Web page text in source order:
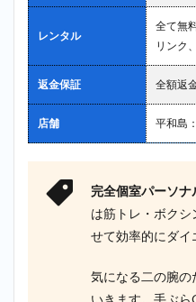
レンタル
全て無
リンク
返金保証 全額返
店舗 平和島
完全個室パーソ
は筋トレ・ボク
せて効率的にダイ
気になる二の腕の